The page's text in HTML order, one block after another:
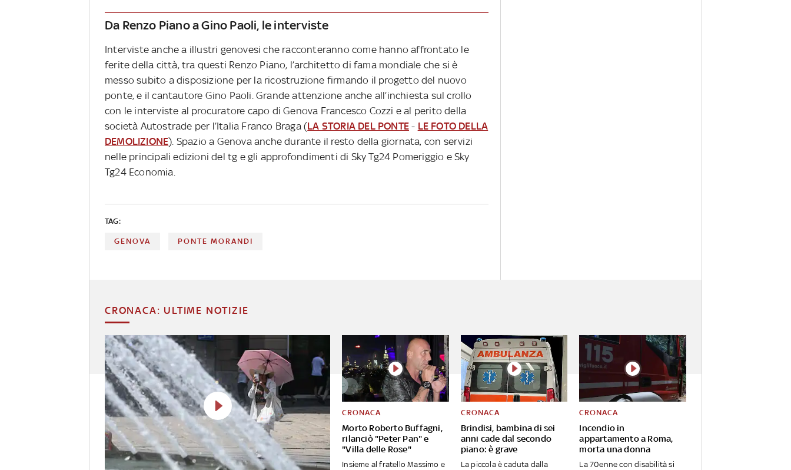
Da Renzo Piano a Gino Paoli, le interviste
Interviste anche a illustri genovesi che racconteranno come hanno affrontato le
ferite della città, tra questi Renzo Piano, l’architetto di fama mondiale che si è
messo subito a disposizione per la ricostruzione firmando il progetto del nuovo
ponte, e il cantautore Gino Paoli. Grande attenzione anche all’inchiesta sul crollo
con le interviste al procuratore capo di Genova Francesco Cozzi e al perito della
società Autostrade per l’Italia Franco Braga (LA STORIA DEL PONTE - LE FOTO DELLA
DEMOLIZIONE). Spazio a Genova anche durante il resto della giornata, con servizi
nelle principali edizioni del tg e gli approfondimenti di Sky Tg24 Pomeriggio e Sky
Tg24 Economia.
TAG:
GENOVA PONTE MORANDI
CRONACA: ULTIME NOTIZIE
Morto Roberto Buffagni,
rilanciò "Peter Pan" e
"Villa delle Rose"
CRONACA
Insieme al fratello Massimo e
Brindisi, bambina di sei
anni cade dal secondo
piano: è grave
CRONACA
La piccola è caduta dalla
Incendio in
appartamento a Roma,
morta una donna
CRONACA
La 70enne con disabilità si